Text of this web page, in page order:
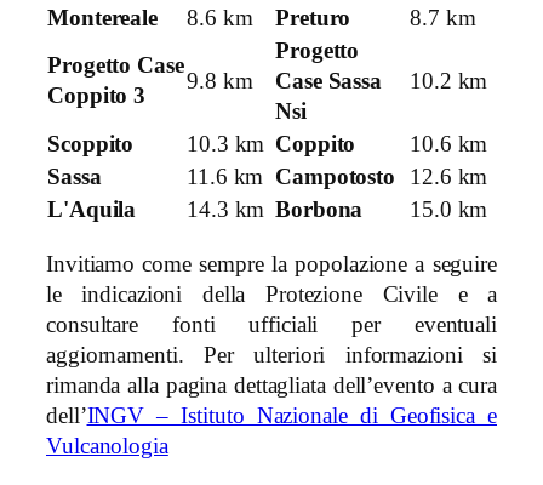
Montereale
8.6 km Preturo
8.7 km
Progetto Case
Coppito 3
9.8 km
Progetto
Case Sassa
Nsi
10.2 km
Scoppito 10.3 km Coppito
10.6 km
Sassa
11.6 km Campotosto
12.6 km
L'Aquila
14.3 km Borbona 15.0 km
Invitiamo come sempre la popolazione a seguire
le indicazioni della Protezione Civile e a
consultare fonti ufficiali per eventuali
aggiornamenti. Per ulteriori informazioni si
rimanda alla pagina dettagliata dell’evento a cura
dell’INGV – Istituto Nazionale di Geofisica e
Vulcanologia